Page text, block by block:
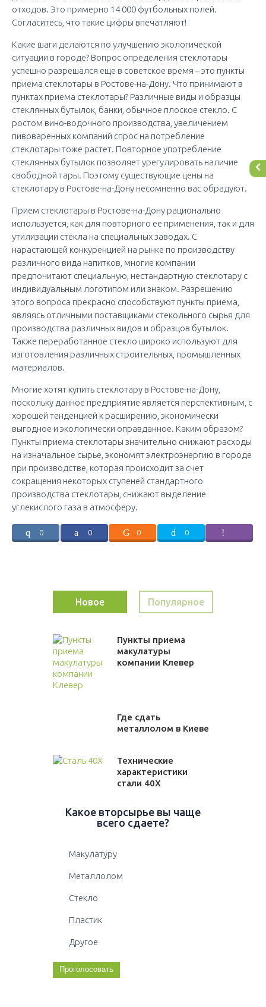
отходов. Это примерно 14 000 футбольных полей.
Согласитесь, что такие цифры впечатляют!
Какие шаги делаются по улучшению экологической
ситуации в городе? Вопрос определения стеклотары
успешно разрешался еще в советское время – это пункты
приема стеклотары в Ростове-на-Дону. Что принимают в
пунктах приема стеклотары? Различные виды и образцы
стеклянных бутылок, банки, обычное плоское стекло. С
ростом вино-водочного производства, увеличением
пивоваренных компаний спрос на потребление
стеклотары тоже растет. Повторное употребление
стеклянных бутылок позволяет урегулировать наличие
свободной тары. Поэтому существующие цены на
стеклотару в Ростове-на-Дону несомненно вас обрадуют.
Прием стеклотары в Ростове-на-Дону рационально
используется, как для повторного ее применения, так и для
утилизации стекла на специальных заводах. С
нарастающей конкуренцией на рынке по производству
различного вида напитков, многие компании
предпочитают специальную, нестандартную стеклотару с
индивидуальным логотипом или знаком. Разрешению
этого вопроса прекрасно способствуют пункты приема,
являясь отличными поставщиками стекольного сырья для
производства различных видов и образцов бутылок.
Также переработанное стекло широко используют для
изготовления различных строительных, промышленных
материалов.
Многие хотят купить стеклотару в Ростове-на-Дону,
поскольку данное предприятие является перспективным, с
хорошей тенденцией к расширению, экономически
выгодное и экологически оправданное. Каким образом?
Пункты приема стеклотары значительно снижают расходы
на изначальное сырье, экономят электроэнергию в городе
при производстве, которая происходит за счет
сокращения некоторых ступеней стандартного
производства стеклотары, снижают выделение
углекислого газа в атмосферу.
0 0 0 0
Новое Популярное
Пункты приема
макулатуры
компании Клевер
Где сдать
металлолом в Киеве
Технические
характеристики
стали 40Х
Какое вторсырье вы чаще
всего сдаете?
Макулатуру
Металлолом
Стекло
Пластик
Другое